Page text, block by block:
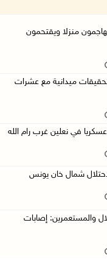
بيت لحم
طفلا من قرية عنزا جنوب
أمرَ منع زيارات الأسرى إجر ...
منزلا ويقتحمون
ميدانية مع عشرات
في نعلين غرب رام الله
والمستعمرين: إصابات